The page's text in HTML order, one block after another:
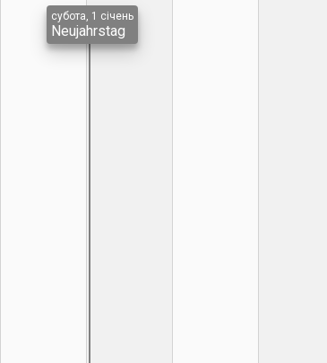
субота, 1 січень
Neujahrstag